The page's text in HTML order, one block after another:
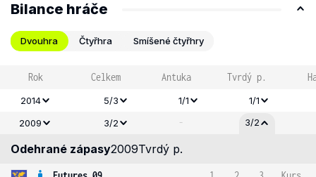
Bilance hráče
Dvouhra Čtyřhra Smíšené čtyřhry
Rok Celkem Antuka Tvrdý p.
2014 5/3 1/1
1/1
2009
3/2 - 3/2
Odehrané zápasy2009Tvrdý p.